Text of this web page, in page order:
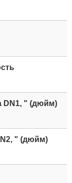
DN1, " (дюйм)
" (дюйм)